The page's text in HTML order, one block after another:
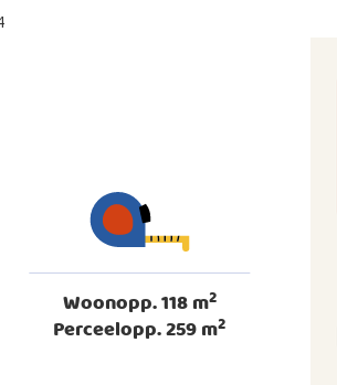
Woonopp. 118 m2
Perceelopp. 259 m2